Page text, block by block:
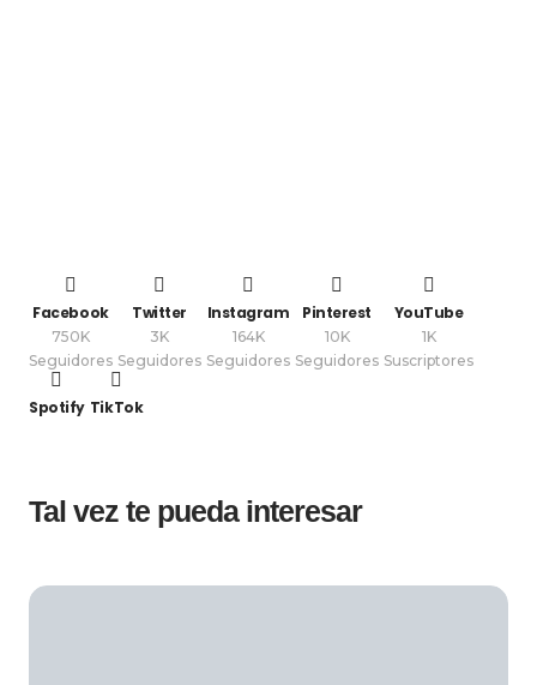
Facebook
750K
Seguidores
Twitter
3K
Seguidores
Instagram
164K
Seguidores
Pinterest
10K
Seguidores
YouTube
1K
Suscriptores
Spotify TikTok
Tal vez te pueda interesar